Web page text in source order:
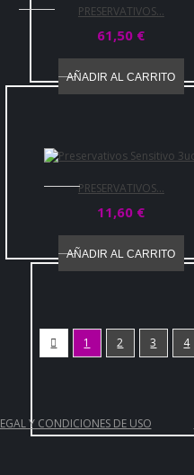
PRESERVATIVOS...
61,50 €
AÑADIR AL CARRITO
PRESERVATIVOS...
11,60 €
AÑADIR AL CARRITO
 1 2 3 4
Y CONDICIONES DE USO